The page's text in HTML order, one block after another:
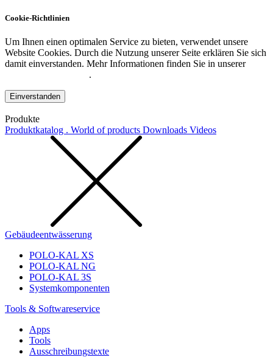
Cookie-Richtlinien
Um Ihnen einen optimalen Service zu bieten, verwendet unsere
Website Cookies. Durch die Nutzung unserer Seite erklären Sie sich
damit einverstanden. Mehr Informationen finden Sie in unserer
.
Einverstanden
Produkte
Produktkatalog . World of products Downloads Videos
Gebäudeentwässerung
POLO-KAL XS
POLO-KAL NG
POLO-KAL 3S
Systemkomponenten
Tools & Softwareservice
Apps
Tools
Ausschreibungstexte